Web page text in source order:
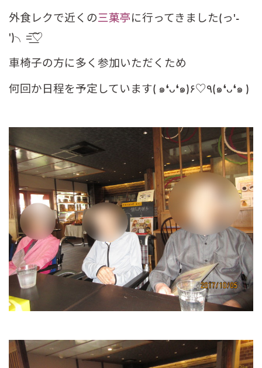
外食レクで近くの三菓亭に行ってきました(っ'-
')╮=͟͟͞͞♡
車椅子の方に多く参加いただくため
何回か日程を予定しています( ๑❛ᴗ❛๑)۶♡٩(๑❛ᴗ❛๑ )